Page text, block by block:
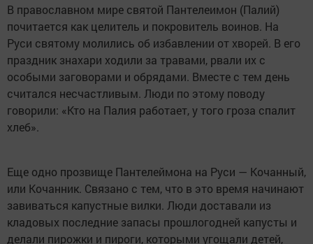
В православном мире святой Пантелеимон (Палий)
почитается как целитель и покровитель воинов. На
Руси святому молились об избавлении от хворей. В его
праздник знахари ходили за травами, рвали их с
особыми заговорами и обрядами. Вместе с тем день
считался несчастливым. Люди по этому поводу
говорили: «Кто на Палия работает, у того гроза спалит
хлеб».
Еще одно прозвище Пантелеймона на Руси — Кочанный,
или Кочанник. Связано с тем, что в это время начинают
завиваться капустные вилки. Люди доставали из
кладовых последние запасы прошлогодней капусты и
делали пирожки и пироги, которыми угощали детей,